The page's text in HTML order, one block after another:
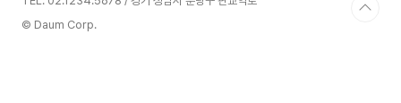
© Daum Corp.